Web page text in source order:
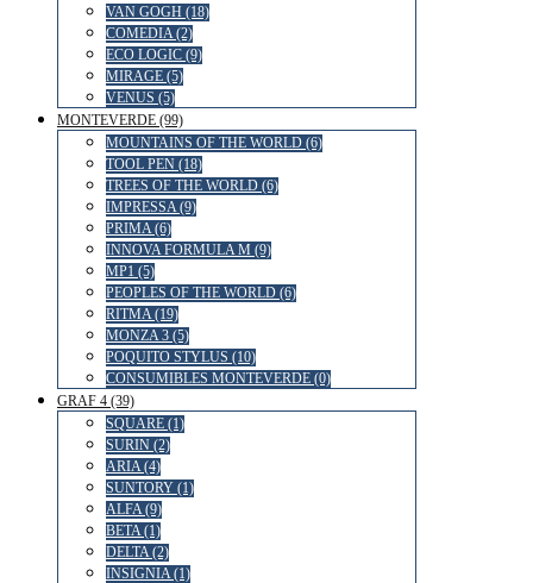
VAN GOGH (18)
COMEDIA (2)
ECO LOGIC (9)
MIRAGE (5)
VENUS (5)
MONTEVERDE (99)
MOUNTAINS OF THE WORLD (6)
TOOL PEN (18)
TREES OF THE WORLD (6)
IMPRESSA (9)
PRIMA (6)
INNOVA FORMULA M (9)
MP1 (5)
PEOPLES OF THE WORLD (6)
RITMA (19)
MONZA 3 (5)
POQUITO STYLUS (10)
CONSUMIBLES MONTEVERDE (0)
GRAF 4 (39)
SQUARE (1)
SURIN (2)
ARIA (4)
SUNTORY (1)
ALFA (9)
BETA (1)
DELTA (2)
INSIGNIA (1)